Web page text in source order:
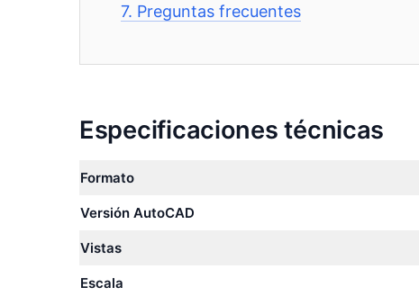
7. Preguntas frecuentes
Especificaciones técnicas
Formato
Versión AutoCAD
Vistas
Escala